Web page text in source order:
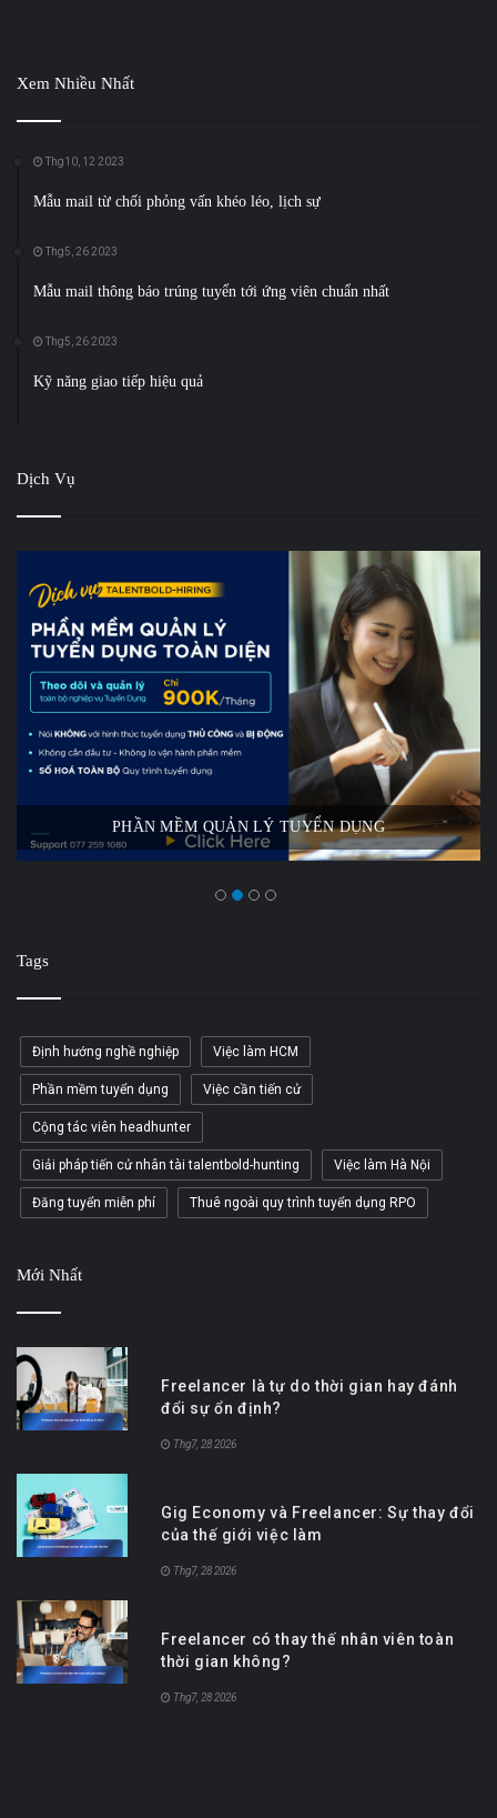
Xem Nhiều Nhất
Thg10, 12 2023
Mẫu mail từ chối phỏng vấn khéo léo, lịch sự
Thg5, 26 2023
Mẫu mail thông báo trúng tuyển tới ứng viên chuẩn nhất
Thg5, 26 2023
Kỹ năng giao tiếp hiệu quả
Dịch Vụ
PHẦN MỀM QUẢN LÝ TUYỂN DỤNG
Tags
Định hướng nghề nghiệp Việc làm HCM
Phần mềm tuyển dụng Việc cần tiến cử
Cộng tác viên headhunter
Giải pháp tiến cử nhân tài talentbold-hunting Việc làm Hà Nội
Đăng tuyển miễn phí Thuê ngoài quy trình tuyển dụng RPO
Mới Nhất
Freelancer là tự do thời gian hay đánh
đổi sự ổn định?
Thg7, 28 2026
Gig Economy và Freelancer: Sự thay đổi
của thế giới việc làm
Thg7, 28 2026
Freelancer có thay thế nhân viên toàn
thời gian không?
Thg7, 28 2026